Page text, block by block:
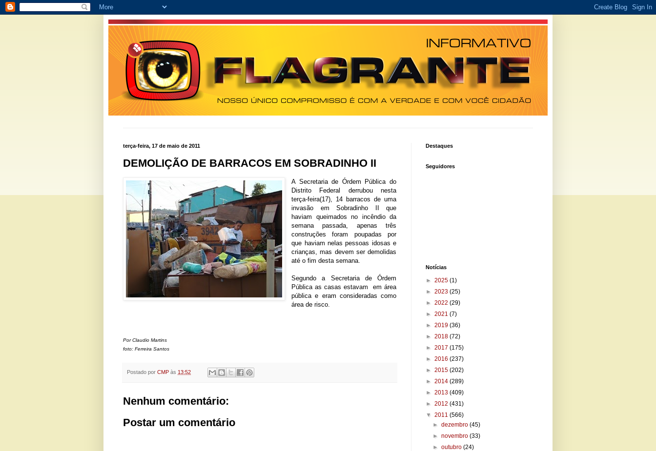
terça-feira, 17 de maio de 2011
DEMOLIÇÃO DE BARRACOS EM SOBRADINHO II
A Secretaria de Órdem Pública do
Distrito Federal derrubou nesta
terça-feira(17), 14 barracos de uma
invasão em Sobradinho II que
haviam queimados no incêndio da
semana passada, apenas três
construções foram poupadas por
que haviam nelas pessoas idosas e
crianças, mas devem ser demolidas
até o fim desta semana.
Segundo a Secretaria de Órdem
Pública as casas estavam em área
pública e eram consideradas como
área de risco.
Por Claudio Martins
foto: Ferreira Santos
Postado por CMP às 13:52
Nenhum comentário:
Postar um comentário
Destaques
Seguidores
Notícias
► 2025 (1)
► 2023 (25)
► 2022 (29)
► 2021 (7)
► 2019 (36)
► 2018 (72)
► 2017 (175)
► 2016 (237)
► 2015 (202)
► 2014 (289)
► 2013 (409)
► 2012 (431)
▼ 2011 (566)
►dezembro(45)
►novembro(33)
►outubro(24)